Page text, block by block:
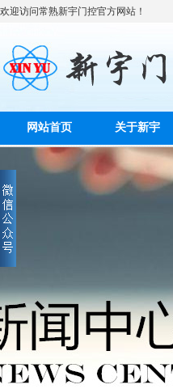
欢迎访问常熟新宇门控官方网站！
网站首页 关于新宇